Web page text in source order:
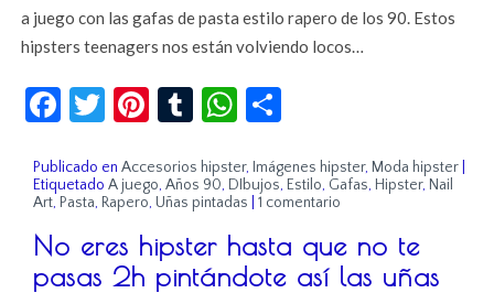
a juego con las gafas de pasta estilo rapero de los 90. Estos
hipsters teenagers nos están volviendo locos…
Facebook
Twitter
Pinterest
TumblrWhatsApp
Publicado en Accesorios hipster, Imágenes hipster, Moda hipster
Etiquetado A juego,Años 90, DIbujos, Estilo, Gafas, Hipster, Nail
Art, Pasta, Rapero, Uñas pintadas |1 comentario
No eres hipster hasta que no te
pasas 2h pintándote así las uñas